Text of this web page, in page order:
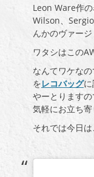
Leon Ware作
Wilson、
んかのヴァー
ワタシはこの
なんてワケな
をレコバッグ
やーとります
気軽にお立ち寄
それでは今日